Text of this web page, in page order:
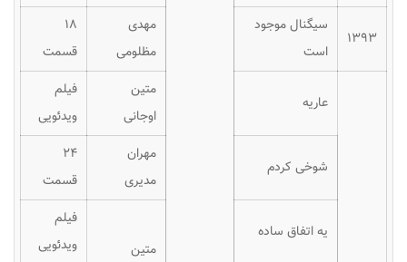
۱۳۹۳
سیگنال موجود
است
مهدی
مظلومی
۱۸
قسمت
عاریه
متین
اوجانی
فیلم
ویدئویی
شوخی کردم
مهران
مدیری
۲۴
قسمت
یه اتفاق ساده
متین
فیلم
ویدئویی